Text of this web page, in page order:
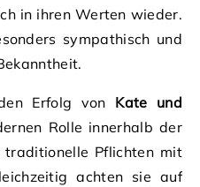
in ihren Werten wieder.
sympathisch und
Erfolg von Kate und
Rolle innerhalb der
traditionelle Pflichten mit
achten sie auf